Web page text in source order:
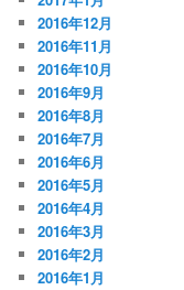
2016年12月
2016年11月
2016年10月
2016年9月
2016年8月
2016年7月
2016年6月
2016年5月
2016年4月
2016年3月
2016年2月
2016年1月